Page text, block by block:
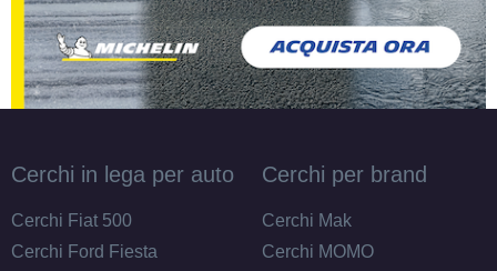
Cerchi in lega per auto
Cerchi Fiat 500
Cerchi Ford Fiesta
Cerchi per brand
Cerchi Mak
Cerchi MOMO